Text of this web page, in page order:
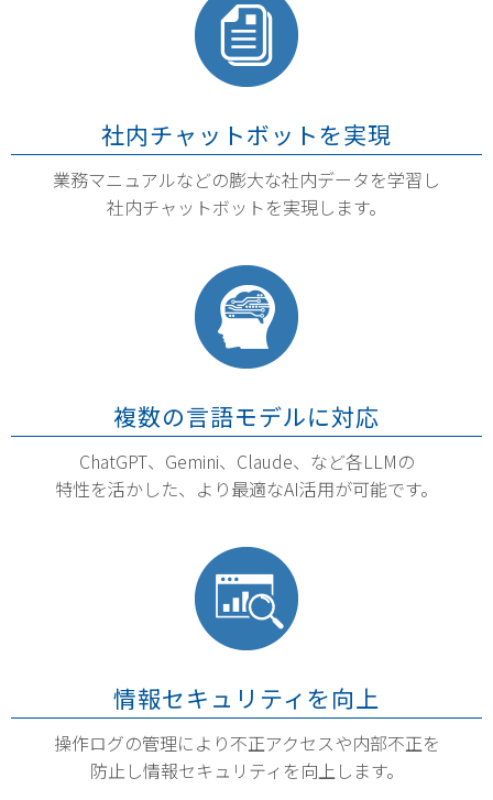
社内チャットボットを実現
業務マニュアルなどの膨大な社内データを学習し
社内チャットボットを実現します。
複数の言語モデルに対応
ChatGPT、Gemini、Claude、など各LLMの
特性を活かした、より最適なAI活用が可能です。
情報セキュリティを向上
操作ログの管理により不正アクセスや内部不正を
防止し情報セキュリティを向上します。